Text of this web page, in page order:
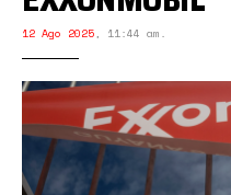
12 Ago 2025, 11:44 am.